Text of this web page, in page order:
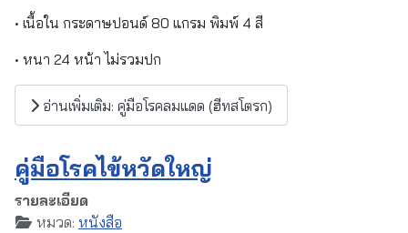
• เนื้อใน กระดาษปอนด์ 80 แกรม พิมพ์ 4 สี
• หนา 24 หน้า ไม่รวมปก
อ่านเพิ่มเติม: คู่มือโรคลมแดด (ฮีทสโตรก)
คู่มือโรคไข้หวัดใหญ่
รายละเอียด
หมวด: หนังสือ